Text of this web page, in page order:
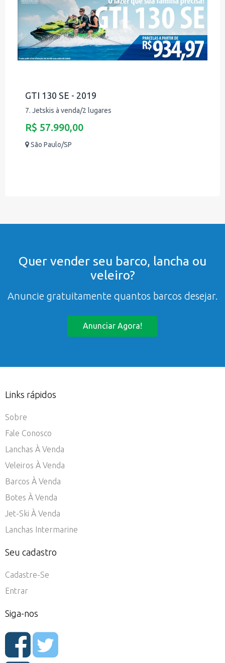
GTI 130 SE - 2019
7. Jetskis à venda/2 lugares
R$ 57.990,00
São Paulo/SP
Quer vender seu barco, lancha ou
veleiro?
Anuncie gratuitamente quantos barcos desejar.
Anunciar Agora!
Links rápidos
Sobre
Fale Conosco
Lanchas À Venda
Veleiros À Venda
Barcos À Venda
Botes À Venda
Jet-Ski À Venda
Lanchas Intermarine
Seu cadastro
Cadastre-Se
Entrar
Siga-nos